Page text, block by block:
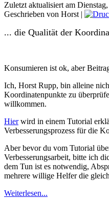
Zuletzt aktualisiert am
Geschrieben von Horst |
... die Qualität der
Konsumieren ist ok, aber
Ich, Horst Rupp, bin alleine
Koordinatenpunkte zu
willkommen.
Hierwird in einem Tutorial
Verbesserungsprozess für die
Aber bevor du vom Tutorial
Verbesserungsarbeit, bitte ich
dem Tun ist es notwendig,
mehrere willige Helfer die
Weiterlesen...